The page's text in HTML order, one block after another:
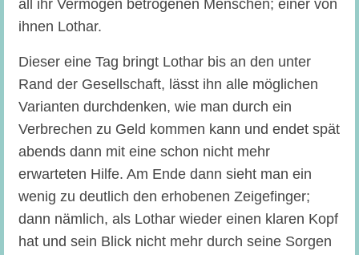
all ihr Vermögen betrogenen Menschen; einer von
ihnen Lothar.
Dieser eine Tag bringt Lothar bis an den unter
Rand der Gesellschaft, lässt ihn alle möglichen
Varianten durchdenken, wie man durch ein
Verbrechen zu Geld kommen kann und endet spät
abends dann mit eine schon nicht mehr
erwarteten Hilfe. Am Ende dann sieht man ein
wenig zu deutlich den erhobenen Zeigefinger;
dann nämlich, als Lothar wieder einen klaren Kopf
hat und sein Blick nicht mehr durch seine Sorgen